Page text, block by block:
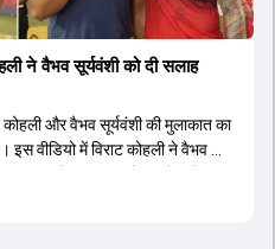
ने वैभव सूर्यवंशी को दी सलाह
और वैभव सूर्यवंशी की मुलाकात का
इस वीडियो में विराट कोहली ने वैभव को
बस गेम खत्म।' कोहली ने उन्हें खुद
ध्यान न देने की सलाह दी। आईपीएल